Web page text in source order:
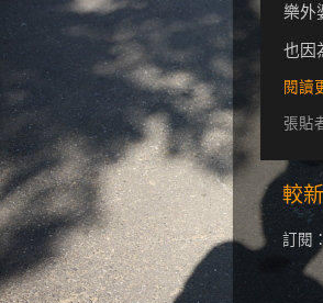
樂外
也因
閱讀
張貼
較
訂閱